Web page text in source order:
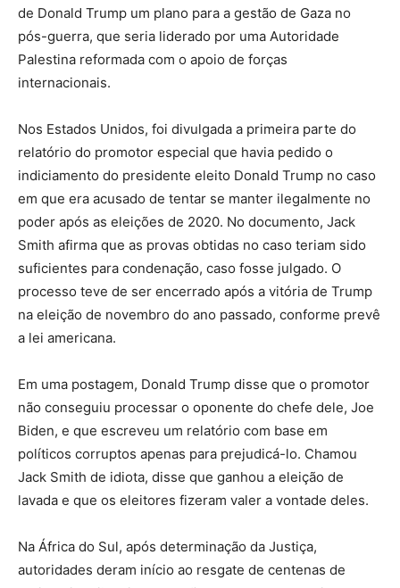
de Donald Trump um plano para a gestão de Gaza no
pós-guerra, que seria liderado por uma Autoridade
Palestina reformada com o apoio de forças
internacionais.
Nos Estados Unidos, foi divulgada a primeira parte do
relatório do promotor especial que havia pedido o
indiciamento do presidente eleito Donald Trump no caso
em que era acusado de tentar se manter ilegalmente no
poder após as eleições de 2020. No documento, Jack
Smith afirma que as provas obtidas no caso teriam sido
suficientes para condenação, caso fosse julgado. O
processo teve de ser encerrado após a vitória de Trump
na eleição de novembro do ano passado, conforme prevê
a lei americana.
Em uma postagem, Donald Trump disse que o promotor
não conseguiu processar o oponente do chefe dele, Joe
Biden, e que escreveu um relatório com base em
políticos corruptos apenas para prejudicá-lo. Chamou
Jack Smith de idiota, disse que ganhou a eleição de
lavada e que os eleitores fizeram valer a vontade deles.
Na África do Sul, após determinação da Justiça,
autoridades deram início ao resgate de centenas de